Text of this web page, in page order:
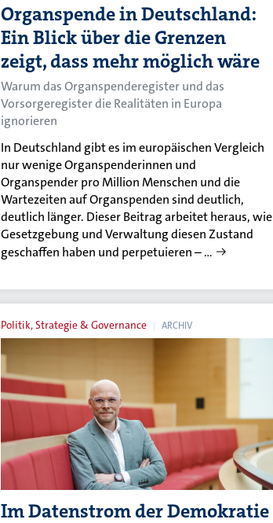
Organspende in Deutschland:
Ein Blick über die Grenzen
zeigt, dass mehr möglich wäre
Warum das Organspenderegister und das
Vorsorgeregister die Realitäten in Europa
ignorieren
In Deutschland gibt es im europäischen Vergleich
nur wenige Organspenderinnen und
Organspender pro Million Menschen und die
Wartezeiten auf Organspenden sind deutlich,
deutlich länger. Dieser Beitrag arbeitet heraus, wie
Gesetzgebung und Verwaltung diesen Zustand
geschaffen haben und perpetuieren – …
Politik, Strategie & Governance ARCHIV
Im Datenstrom der Demokratie